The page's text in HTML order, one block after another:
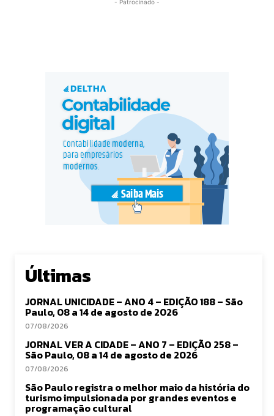
- Patrocinado -
Últimas
JORNAL UNICIDADE – ANO 4 – EDIÇÃO 188 – São
Paulo, 08 a 14 de agosto de 2026
07/08/2026
JORNAL VER A CIDADE – ANO 7 – EDIÇÃO 258 –
São Paulo, 08 a 14 de agosto de 2026
07/08/2026
São Paulo registra o melhor maio da história do
turismo impulsionada por grandes eventos e
programação cultural